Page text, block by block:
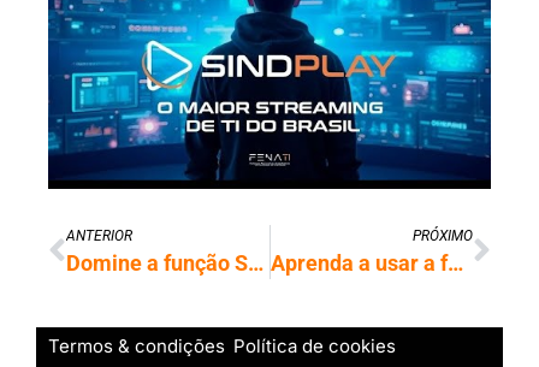
ANTERIOR
Domine a função SE do Excel com o novo curso do Sindplay
PRÓXIMO
Aprenda a usar a função SOMASE no Excel com novo curso do Sindplay
Termos & condições Política de cookies